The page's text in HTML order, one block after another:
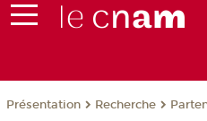
Présentation Recherche